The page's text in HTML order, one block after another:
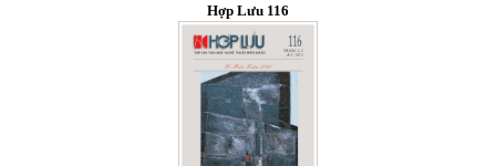
Hợp Lưu 116